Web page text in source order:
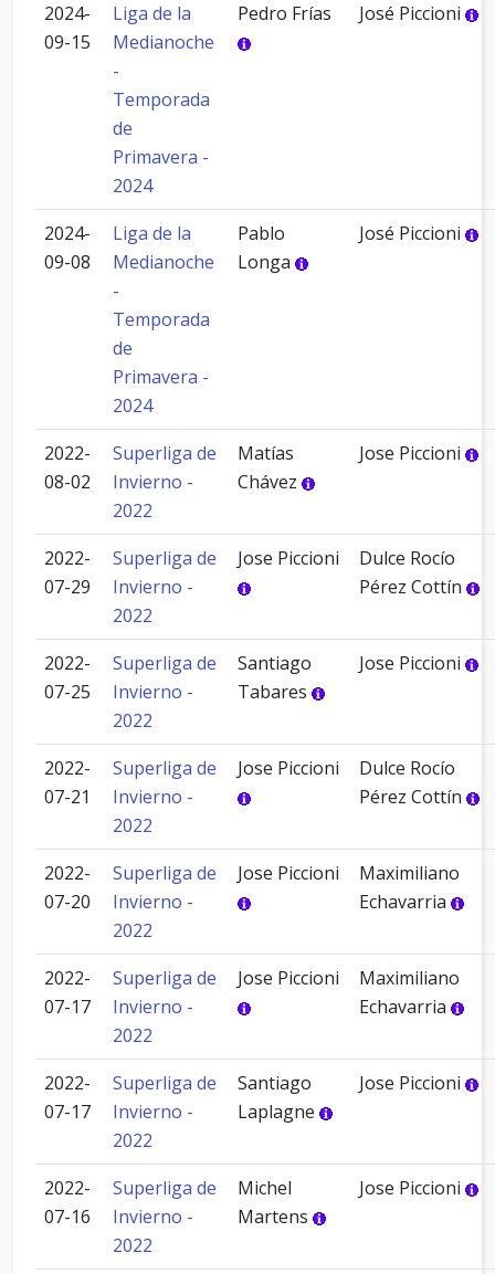
2024-
09-15
Liga de la
Medianoche
-
Temporada
de
Primavera -
2024
Pedro Frías José Piccioni
2024-
09-08
Liga de la
Medianoche
-
Temporada
de
Primavera -
2024
Pablo
Longa
José Piccioni
2022-
08-02
Superliga de
Invierno -
2022
Matías
Chávez
Jose Piccioni
2022-
07-29
Superliga de
Invierno -
2022
Jose Piccioni
Dulce Rocío
Pérez Cottín
2022-
07-25
Superliga de
Invierno -
2022
Santiago
Tabares
Jose Piccioni
2022-
07-21
Superliga de
Invierno -
2022
Jose Piccioni
Dulce Rocío
Pérez Cottín
2022-
07-20
Superliga de
Invierno -
2022
Jose Piccioni
Maximiliano
Echavarria
2022-
07-17
Superliga de
Invierno -
2022
Jose Piccioni
Maximiliano
Echavarria
2022-
07-17
Superliga de
Invierno -
2022
Santiago
Laplagne
Jose Piccioni
2022-
07-16
Superliga de
Invierno -
2022
Michel
Martens
Jose Piccioni